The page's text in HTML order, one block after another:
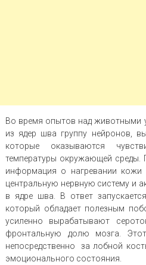
Во время опытов над животными
из ядер шва группу нейронов,
которые оказываются
температуры окружающей среды.
информация о нагревании кожи
центральную нервную систему и
в ядре шва. В ответ
который обладает полезным
усиленно вырабатывают
фронтальную долю мозга.
непосредственно за лобной
эмоционального состояния.